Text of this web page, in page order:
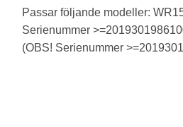
Passar följande modeller:
Serienummer
(OBS! Serienummer